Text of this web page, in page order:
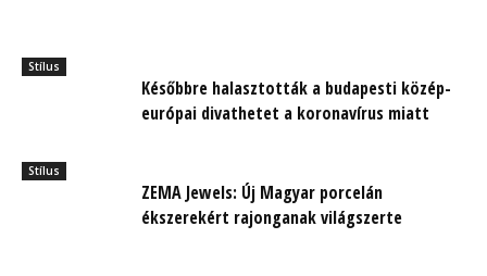
Stílus
Későbbre halasztották a budapesti közép-
európai divathetet a koronavírus miatt
Stílus
ZEMA Jewels: Új Magyar porcelán
ékszerekért rajonganak világszerte